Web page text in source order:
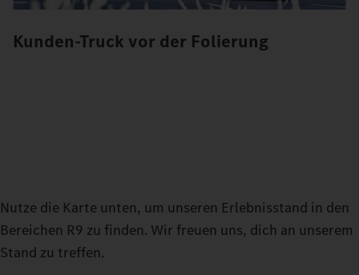
Kunden-Truck vor der Folierung
Nutze die Karte unten, um unseren Erlebnisstand in den
Bereichen R9 zu finden. Wir freuen uns, dich an unserem
Stand zu treffen.